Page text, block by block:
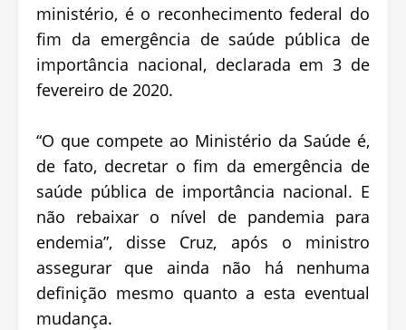
ministério, é o reconhecimento federal do
fim da emergência de saúde pública de
importância nacional, declarada em 3 de
fevereiro de 2020.
“O que compete ao Ministério da Saúde é,
de fato, decretar o fim da emergência de
saúde pública de importância nacional. E
não rebaixar o nível de pandemia para
endemia”, disse Cruz, após o ministro
assegurar que ainda não há nenhuma
definição mesmo quanto a esta eventual
mudança.